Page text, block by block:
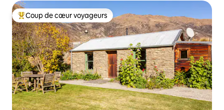
Coups de cœur voyageurs les plus appréciés
Coup de cœur voyageurs